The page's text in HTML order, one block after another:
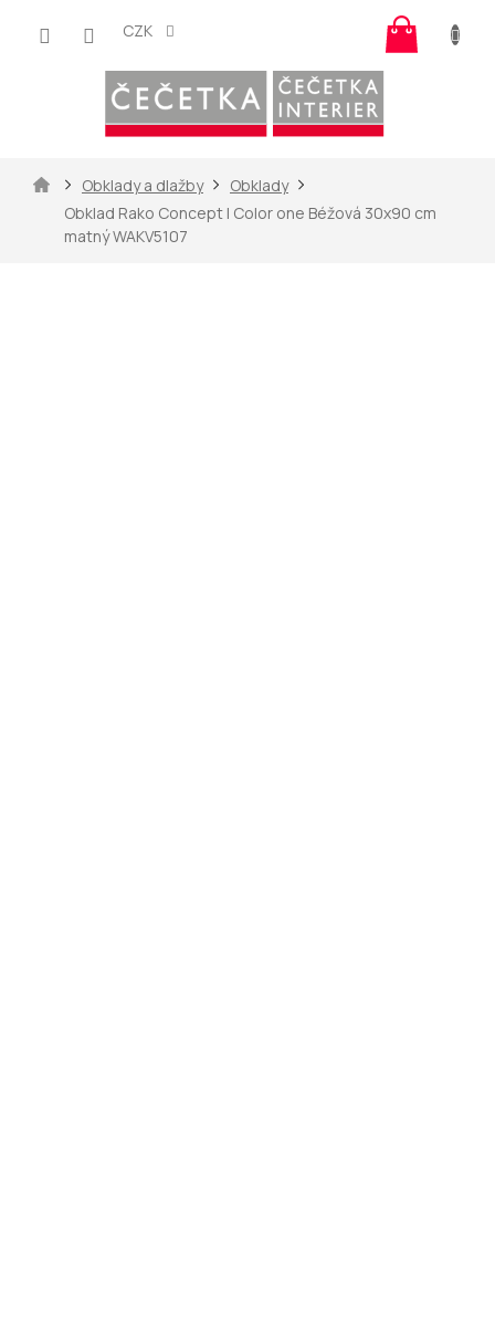
CZK
košík
DomůObklady a dlažby
Obklady
Obklad Rako Concept | Color one Béžová 30x90 cm
matný WAKV5107